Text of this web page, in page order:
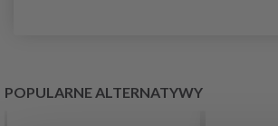
POPULARNE ALTERNATYWY